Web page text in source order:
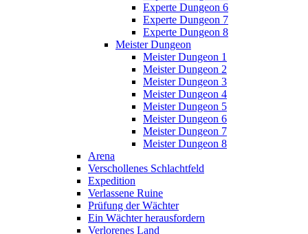
Experte Dungeon 6
Experte Dungeon 7
Experte Dungeon 8
Meister Dungeon
Meister Dungeon 1
Meister Dungeon 2
Meister Dungeon 3
Meister Dungeon 4
Meister Dungeon 5
Meister Dungeon 6
Meister Dungeon 7
Meister Dungeon 8
Arena
Verschollenes Schlachtfeld
Expedition
Verlassene Ruine
Prüfung der Wächter
Ein Wächter herausfordern
Verlorenes Land